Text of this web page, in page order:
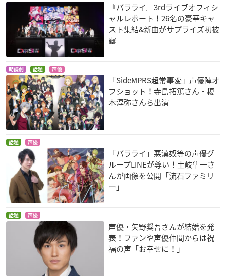
『パラライ』3rdライブオフィシ
ャルレポート！26名の豪華キャ
スト集結&新曲がサプライズ初披
露
朗読劇 話題 声優
「SideMPRS超常事変」声優陣オ
フショット！寺島拓篤さん・榎
木淳弥さんら出演
話題 声優
「パラライ」悪漢奴等の声優グ
ループLINEが尊い！土岐隼一さ
んが画像を公開「流石ファミリ
ー」
話題 声優
声優・矢野奨吾さんが結婚を発
表！ファンや声優仲間からは祝
福の声「お幸せに！」